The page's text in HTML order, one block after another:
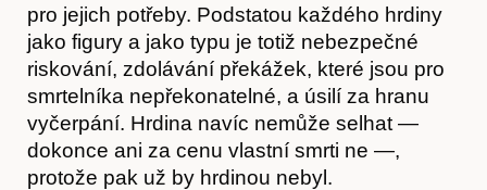
pro jejich potřeby. Podstatou každého hrdiny
jako figury a jako typu je totiž nebezpečné
riskování, zdolávání překážek, které jsou pro
smrtelníka nepřekonatelné, a úsilí za hranu
vyčerpání. Hrdina navíc nemůže selhat —
dokonce ani za cenu vlastní smrti ne —,
protože pak už by hrdinou nebyl.